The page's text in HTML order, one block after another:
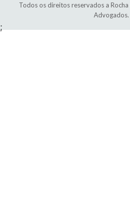
Todos os direitos reservados a
Advogados.
;